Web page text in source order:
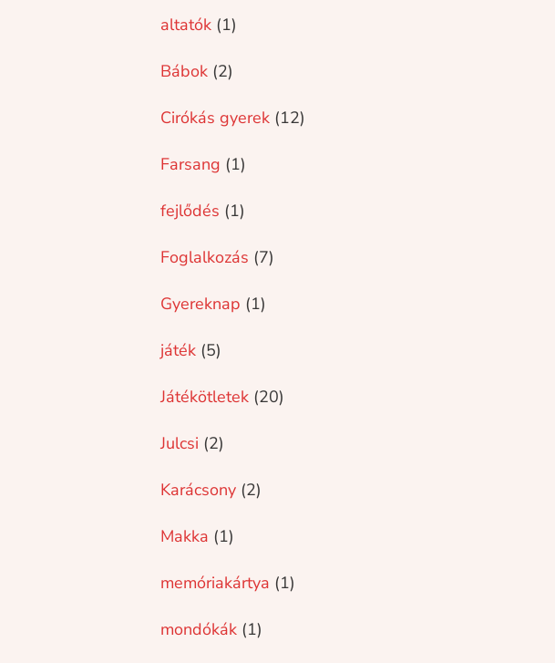
altatók (1)
Bábok (2)
Cirókás gyerek (12)
Farsang (1)
fejlődés (1)
Foglalkozás (7)
Gyereknap (1)
játék (5)
Játékötletek (20)
Julcsi (2)
Karácsony (2)
Makka (1)
memóriakártya (1)
mondókák (1)